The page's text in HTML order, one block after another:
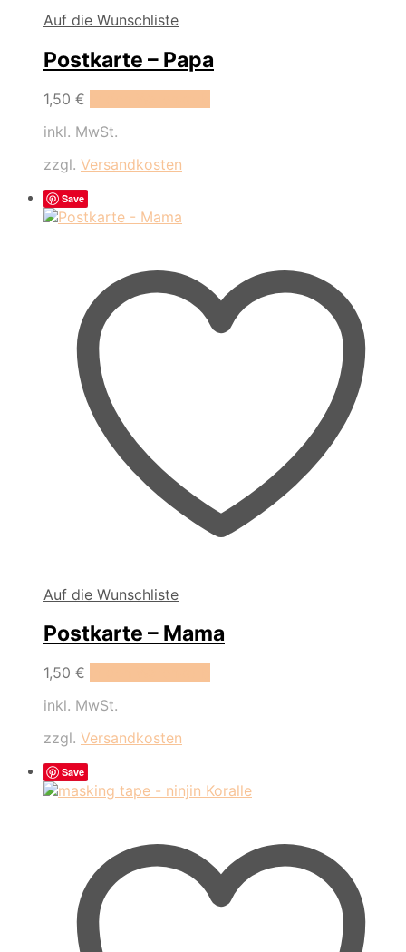
Auf die Wunschliste
Postkarte – Papa
1,50 €
inkl. MwSt.
zzgl. Versandkosten
Save
Auf die Wunschliste
Postkarte – Mama
1,50 €
inkl. MwSt.
zzgl. Versandkosten
Save